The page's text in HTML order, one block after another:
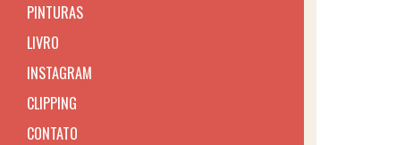
PINTURAS
LIVRO
INSTAGRAM
CLIPPING
CONTATO